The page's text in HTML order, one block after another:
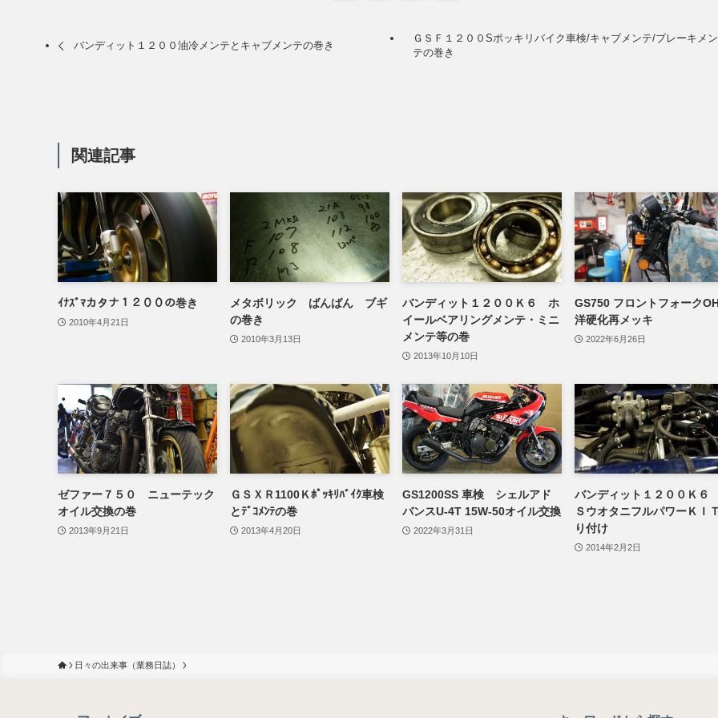
バンディット１２００油冷メンテとキャブメンテの巻き
ＧＳＦ１２００Sポッキリバイク車検/キャブメンテ/ブレーキメン
テの巻き
関連記事
ｲﾅｽﾞﾏカタナ１２００の巻き
2010年4月21日
メタボリック ばんばん ブギ
の巻き
2010年3月13日
バンディット１２００Ｋ６ ホ
イールベアリングメンテ・ミニ
メンテ等の巻
2013年10月10日
GS750 フロントフォーク
洋硬化再メッキ
2022年6月26日
ゼファー７５０ ニューテック
オイル交換の巻
2013年9月21日
ＧＳＸＲ1100Ｋﾎﾟｯｷﾘﾊﾞｲｸ車検
とﾃﾞｺﾒﾝﾃの巻
2013年4月20日
GS1200SS 車検 シェルアド
バンスU-4T 15W-50オイル交換
2022年3月31日
バンディット１２００Ｋ
ＳウオタニフルパワーＫＩ
り付け
2014年2月2日
日々の出来事（業務日誌）